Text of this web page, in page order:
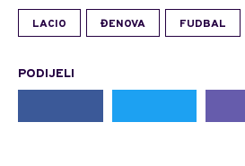
LACIO ĐENOVA FUDBAL
PODIJELI